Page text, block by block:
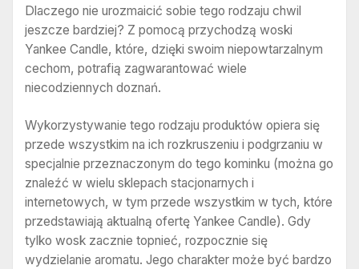
Dlaczego nie urozmaicić sobie tego rodzaju chwil
jeszcze bardziej? Z pomocą przychodzą woski
Yankee Candle, które, dzięki swoim niepowtarzalnym
cechom, potrafią zagwarantować wiele
niecodziennych doznań.
Wykorzystywanie tego rodzaju produktów opiera się
przede wszystkim na ich rozkruszeniu i podgrzaniu w
specjalnie przeznaczonym do tego kominku (można go
znaleźć w wielu sklepach stacjonarnych i
internetowych, w tym przede wszystkim w tych, które
przedstawiają aktualną ofertę Yankee Candle). Gdy
tylko wosk zacznie topnieć, rozpocznie się
wydzielanie aromatu. Jego charakter może być bardzo